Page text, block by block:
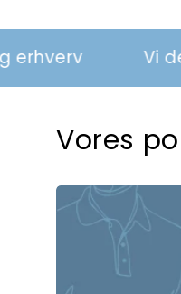
Vi designer tøj og
Vores